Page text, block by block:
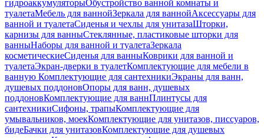
гидроаккумуляторыОбустройство ванной комнаты и
туалетаМебель для ваннойЗеркала для ваннойАксессуары для
ванной и туалетаСиденья и чехлы для унитазаШторки,
карнизы для ванныСтеклянные, пластиковые шторки для
ванныНаборы для ванной и туалетаЗеркала
косметическиеСиденья для ванныКоврики для ванной и
туалетаЭкран-дверки в туалетКомплектующие для мебели в
ванную Комплектующие для сантехникиЭкраны для ванн,
душевых поддоновОпоры для ванн, душевых
поддоновКомплектующие для ваннПлинтусы для
сантехникиСифоны, трапыКомплектующие для
умывальников, моекКомплектующие для унитазов, писсуаров,
бидеБачки для унитазовКомплектующие для душевых